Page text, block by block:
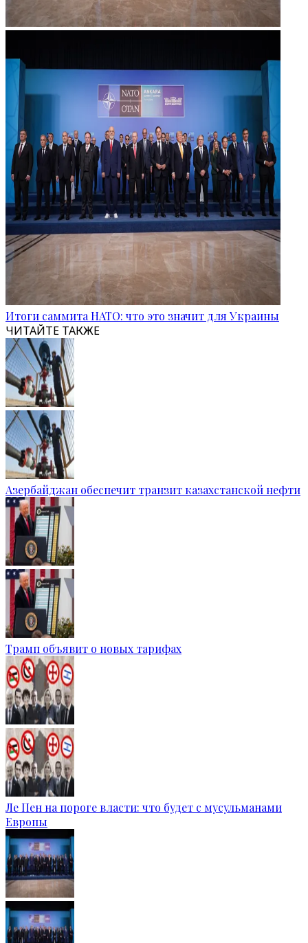
Итоги саммита НАТО: что это значит для Украины
ЧИТАЙТЕ ТАКЖЕ
Азербайджан обеспечит транзит казахстанской нефти
Трамп объявит о новых тарифах
Ле Пен на пороге власти: что будет с мусульманами
Европы